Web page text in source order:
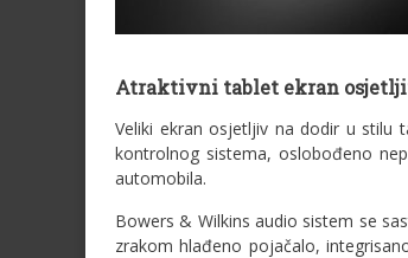
Atraktivni tablet ekran
Veliki ekran osjetljiv na dodir u stilu
kontrolnog sistema, oslobođeno
automobila.
Bowers & Wilkins audio sistem se
zrakom hlađeno pojačalo,